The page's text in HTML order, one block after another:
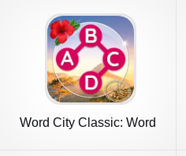
Word City Classic: Word